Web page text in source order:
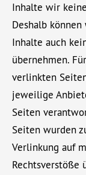
Inhalte wir
Deshalb
Inhalte auch
übernehmen.
verlinkten
jeweilige
Seiten
Seiten wurden
Verlinkung auf
Rechtsverstöße